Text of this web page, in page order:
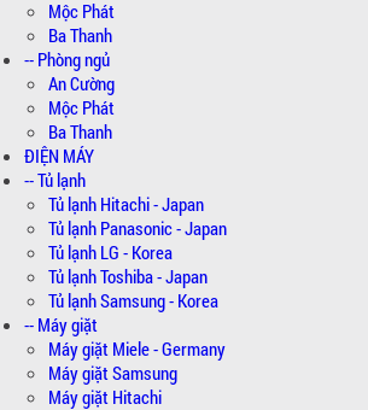
Mộc Phát
Ba Thanh
-- Phòng ngủ
An Cường
Mộc Phát
Ba Thanh
ĐIỆN MÁY
-- Tủ lạnh
Tủ lạnh Hitachi - Japan
Tủ lạnh Panasonic - Japan
Tủ lạnh LG - Korea
Tủ lạnh Toshiba - Japan
Tủ lạnh Samsung - Korea
-- Máy giặt
Máy giặt Miele - Germany
Máy giặt Samsung
Máy giặt Hitachi